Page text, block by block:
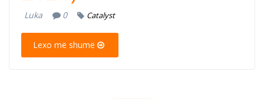
Luka 0 Catalyst
Lexo më shumë